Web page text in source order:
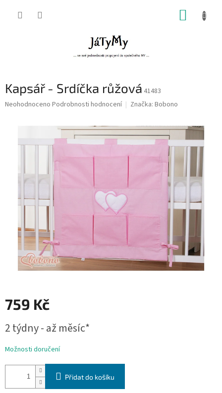
Kapsář - Srdíčka růžová 41483
Průměrné
Neohodnoceno Podrobnosti hodnocení Značka: Bobono
759 Kč
cena:
2 týdny - až měsíc*
Možnosti doručení
Přidat do košíku